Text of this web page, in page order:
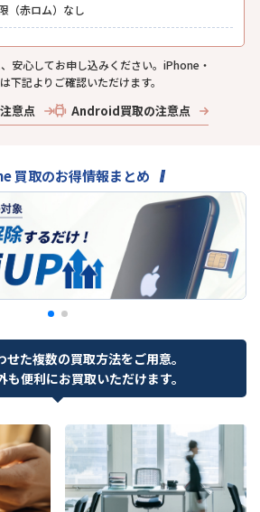
（赤ロム）なし
安心してお申し込みください。iPhone・
記よりご確認いただけます。
意点 Android買取の注意点
買取のお得情報まとめ
せた複数の買取方法をご用意。
も便利にお買取いただけます。